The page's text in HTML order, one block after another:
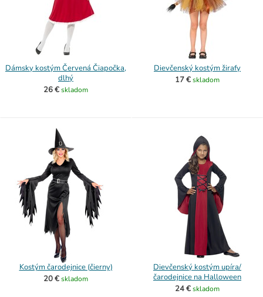
Dámsky kostým Červená Čiapočka,
dlhý
26 €skladom
Dievčenský kostým žirafy
17 €skladom
Kostým čarodejnice (čierny)
20 €skladom
Dievčenský kostým upíra/
čarodejnice na Halloween
24 €skladom